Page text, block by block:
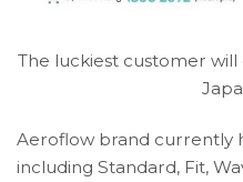
The luckiest customer
Aeroflow brand currently
including Standard, Fit,